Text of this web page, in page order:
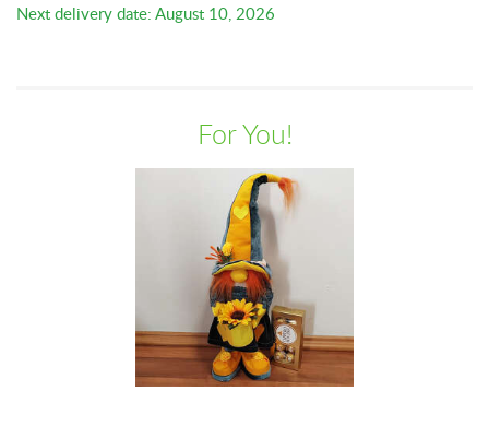
Next delivery date: August 10, 2026
For You!